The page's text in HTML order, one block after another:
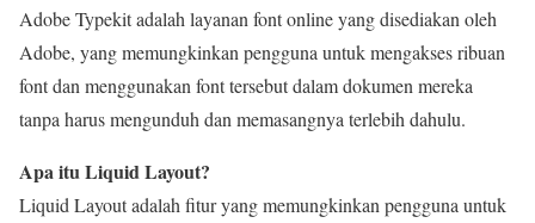
Adobe Typekit adalah layanan font online yang disediakan oleh
Adobe, yang memungkinkan pengguna untuk mengakses ribuan
font dan menggunakan font tersebut dalam dokumen mereka
tanpa harus mengunduh dan memasangnya terlebih dahulu.
Apa itu Liquid Layout?
Liquid Layout adalah fitur yang memungkinkan pengguna untuk